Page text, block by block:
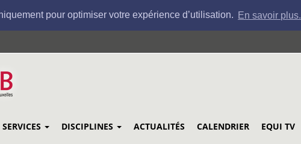
pour optimiser votre expérience d’utilisation. En savoir plus.
SERVICES DISCIPLINES ACTUALITÉS CALENDRIER EQUI TV